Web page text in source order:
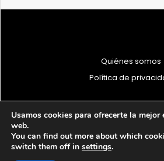
Quiénes somos
Política de
© 1997 - 2026 PRODU - Todos los
Usamos cookies para ofrecerte la mejor
web.
You can find out more about which
switch them off in settings.